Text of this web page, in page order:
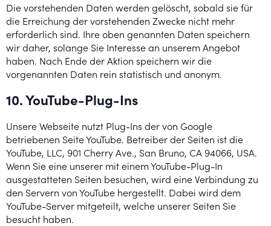
Die vorstehenden Daten werden gelöscht, sobald sie für
die Erreichung der vorstehenden Zwecke nicht mehr
erforderlich sind. Ihre oben genannten Daten speichern
wir daher, solange Sie Interesse an unserem Angebot
haben. Nach Ende der Aktion speichern wir die
vorgenannten Daten rein statistisch und anonym.
10. YouTube-Plug-Ins
Unsere Webseite nutzt Plug-Ins der von Google
betriebenen Seite YouTube. Betreiber der Seiten ist die
YouTube, LLC, 901 Cherry Ave., San Bruno, CA 94066, USA.
Wenn Sie eine unserer mit einem YouTube-Plug-In
ausgestatteten Seiten besuchen, wird eine Verbindung zu
den Servern von YouTube hergestellt. Dabei wird dem
YouTube-Server mitgeteilt, welche unserer Seiten Sie
besucht haben.